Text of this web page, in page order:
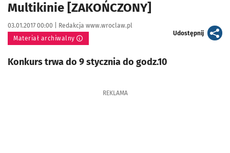
Multikinie [ZAKOŃCZONY]
Data publikacji:
03.01.2017 00:00 | Autor:
Redakcja www.wroclaw.pl
Materiał archiwalny
Udostępnijartykuł
Konkurs trwa do 9 stycznia do godz.10
REKLAMA